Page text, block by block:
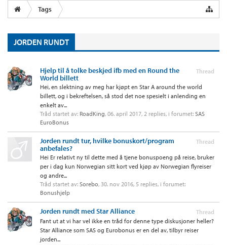
Tags
JORDEN RUNDT
Thread
Hjelp til å tolke beskjed ifb med en Round the
World billett
Hei, en slektning av meg har kjøpt en Star A around the world
billett, og i bekreftelsen, så stod det noe spesielt i anlending en
enkelt av...
Tråd startet av: RoadKing, 06. april 2017, 2 replies, i forumet: SAS
EuroBonus
Thread
Jorden rundt tur, hvilke bonuskort/program
anbefales?
Hei Er relativt ny til dette med å tjene bonuspoeng på reise, bruker
per i dag kun Norwegian sitt kort ved kjøp av Norwegian flyreiser
og andre...
Tråd startet av: Sorebo, 30. nov 2016, 5 replies, i forumet:
Bonushjelp
Thread
Jorden rundt med Star Alliance
Fant ut at vi har vel ikke en tråd for denne type diskusjoner heller?
Star Alliance som SAS og Eurobonus er en del av, tilbyr reiser
jorden...